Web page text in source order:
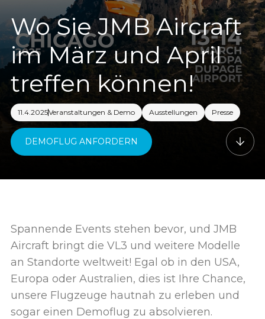
Wo Sie JMB Aircraft
im März und April
treffen können!
11.4.2025Veranstaltungen & Demo Ausstellungen Presse
DEMOFLUG ANFORDERN
Spannende Events stehen bevor, und JMB
Aircraft bringt die VL3 und weitere Modelle
an Standorte weltweit! Egal ob in den USA,
Europa oder Australien, dies ist Ihre Chance,
unsere Flugzeuge hautnah zu erleben und
sogar einen Demoflug zu absolvieren.